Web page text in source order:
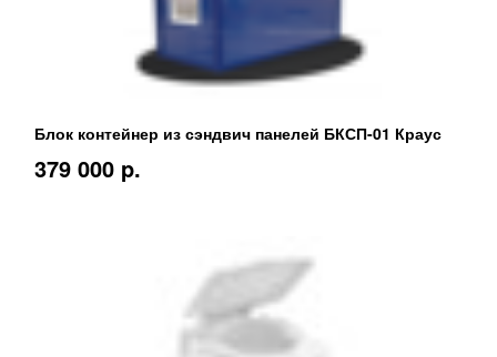
Блок контейнер из сэндвич панелей БКСП-01 Краус
379 000 p.